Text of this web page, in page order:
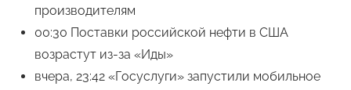
производителям
00:30 Поставки российской нефти в США
возрастут из-за «Иды»
вчера, 23:42 «Госуслуги» запустили мобильное